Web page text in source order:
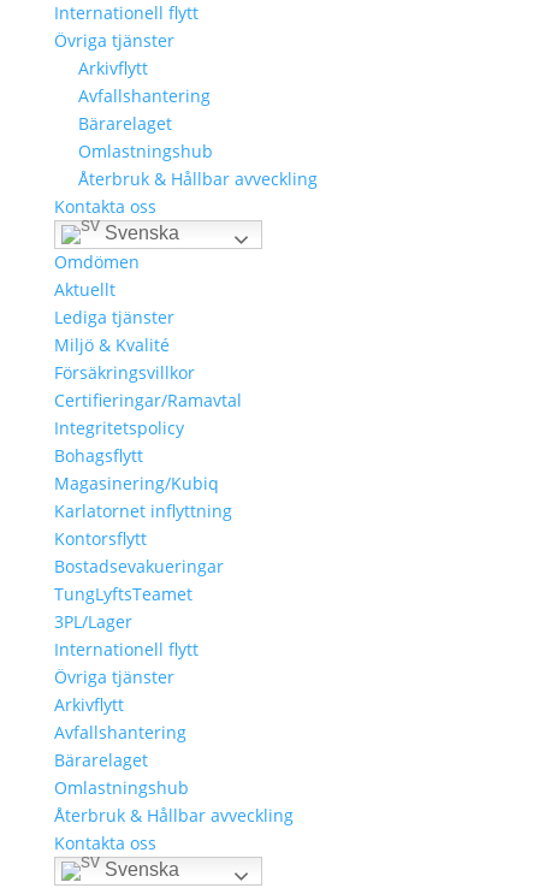
Internationell flytt
Övriga tjänster
Arkivflytt
Avfallshantering
Bärarelaget
Omlastningshub
Återbruk & Hållbar avveckling
Kontakta oss
Svenska
Om oss
Omdömen
Aktuellt
Lediga tjänster
Miljö & Kvalité
Försäkringsvillkor
Certifieringar/Ramavtal
Integritetspolicy
Bohagsflytt
Magasinering/Kubiq
Karlatornet inflyttning
Kontorsflytt
Bostadsevakueringar
TungLyftsTeamet
3PL/Lager
Internationell flytt
Övriga tjänster
Arkivflytt
Avfallshantering
Bärarelaget
Omlastningshub
Återbruk & Hållbar avveckling
Kontakta oss
Svenska